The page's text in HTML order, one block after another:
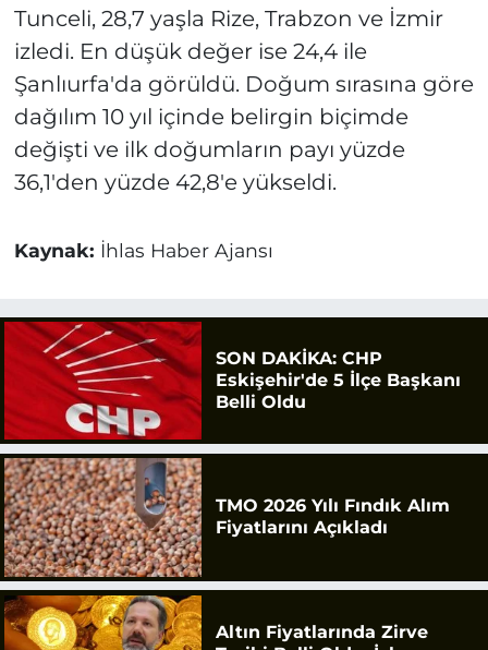
Tunceli, 28,7 yaşla Rize, Trabzon ve İzmir
izledi. En düşük değer ise 24,4 ile
Şanlıurfa'da görüldü. Doğum sırasına göre
dağılım 10 yıl içinde belirgin biçimde
değişti ve ilk doğumların payı yüzde
36,1'den yüzde 42,8'e yükseldi.
Kaynak: İhlas Haber Ajansı
SON DAKİKA: CHP
Eskişehir'de 5 İlçe Başkanı
Belli Oldu
TMO 2026 Yılı Fındık Alım
Fiyatlarını Açıkladı
Altın Fiyatlarında Zirve